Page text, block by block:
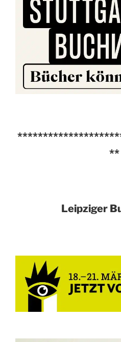
**
Leipziger